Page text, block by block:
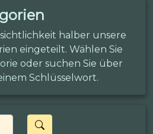
halber unsere
eingeteilt. Wählen Sie
oder suchen Sie über
Schlüsselwort.